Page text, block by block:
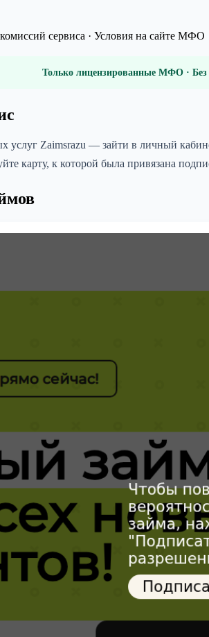
сервиса · Условия на сайте МФО
Только лицензированные МФО ·
услуг Zaimsrazu — зайти в личный
карту, к которой была привязана